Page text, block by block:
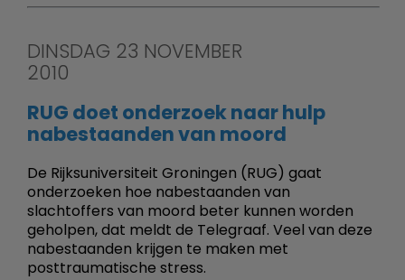
DINSDAG 23 NOVEMBER
2010
RUG doet onderzoek naar hulp
nabestaanden van moord
De Rijksuniversiteit Groningen (RUG) gaat
onderzoeken hoe nabestaanden van
slachtoffers van moord beter kunnen worden
geholpen, dat meldt de Telegraaf. Veel van deze
nabestaanden krijgen te maken met
posttraumatische stress.